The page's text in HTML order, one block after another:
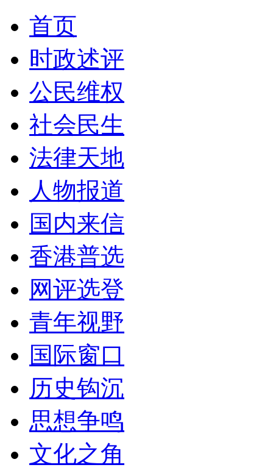
首页
时政述评
公民维权
社会民生
法律天地
人物报道
国内来信
香港普选
网评选登
青年视野
国际窗口
历史钩沉
思想争鸣
文化之角